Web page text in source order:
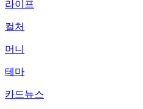
라이프
컬처
머니
테마
카드뉴스